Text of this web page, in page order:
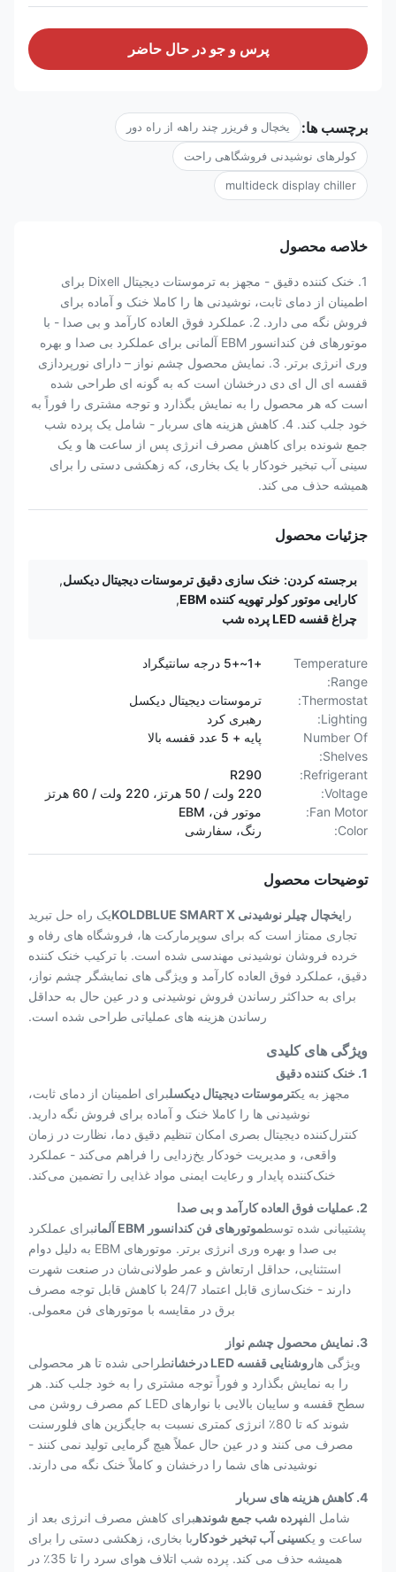
پرس و جو در حال حاضر
برچسب ها: یخچال و فریزر چند راهه از راه دور
کولرهای نوشیدنی فروشگاهی راحت
multideck display chiller
خلاصه محصول
1. خنک کننده دقیق - مجهز به ترموستات دیجیتال Dixell برای
اطمینان از دمای ثابت، نوشیدنی ها را کاملا خنک و آماده برای
فروش نگه می دارد. 2. عملکرد فوق العاده کارآمد و بی صدا - با
موتورهای فن کندانسور EBM آلمانی برای عملکرد بی صدا و بهره
وری انرژی برتر. 3. نمایش محصول چشم نواز – دارای نورپردازی
قفسه ای ال ای دی درخشان است که به گونه ای طراحی شده
است که هر محصول را به نمایش بگذارد و توجه مشتری را فوراً به
خود جلب کند. 4. کاهش هزینه های سربار - شامل یک پرده شب
جمع شونده برای کاهش مصرف انرژی پس از ساعت ها و یک
سینی آب تبخیر خودکار با یک بخاری، که زهکشی دستی را برای
همیشه حذف می کند.
جزئیات محصول
برجسته کردن: خنک سازی دقیق ترموستات دیجیتال دیکسل,
کارایی موتور کولر تهویه کننده EBM
,
چراغ قفسه LED پرده شب
Temperature
Range:
+1~+5 درجه سانتیگراد
Thermostat:
ترموستات دیجیتال دیکسل
Lighting:
رهبری کرد
Number Of
Shelves:
پایه + 5 عدد قفسه بالا
Refrigerant:
R290
Voltage:
220 ولت / 50 هرتز، 220 ولت / 60 هرتز
Fan Motor:
موتور فن، EBM
Color:
رنگ، سفارشی
توضیحات محصول
رایخچال چیلر نوشیدنی KOLDBLUE SMART X
یک راه حل تبرید
تجاری ممتاز است که برای سوپرمارکت ها، فروشگاه های رفاه و
خرده فروشان نوشیدنی مهندسی شده است. با ترکیب خنک کننده
دقیق، عملکرد فوق العاده کارآمد و ویژگی های نمایشگر چشم نواز،
برای به حداکثر رساندن فروش نوشیدنی و در عین حال به حداقل
رساندن هزینه های عملیاتی طراحی شده است.
ویژگی های کلیدی
1. خنک کننده دقیق
مجهز به یکترموستات دیجیتال دیکسلبرای اطمینان از دمای ثابت،
نوشیدنی ها را کاملا خنک و آماده برای فروش نگه دارید.
کنترل‌کننده دیجیتال بصری امکان تنظیم دقیق دما، نظارت در زمان
واقعی، و مدیریت خودکار یخ‌زدایی را فراهم می‌کند - عملکرد
خنک‌کننده پایدار و رعایت ایمنی مواد غذایی را تضمین می‌کند.
2. عملیات فوق العاده کارآمد و بی صدا
پشتیبانی شده توسطموتورهای فن کندانسور EBM آلمان
برای عملکرد
بی صدا و بهره وری انرژی برتر. موتورهای EBM به دلیل دوام
استثنایی، حداقل ارتعاش و عمر طولانی‌شان در صنعت شهرت
دارند - خنک‌سازی قابل اعتماد 24/7 با کاهش قابل توجه مصرف
برق در مقایسه با موتورهای فن معمولی.
3. نمایش محصول چشم نواز
ویژگی هاروشنایی قفسه LED درخشان
طراحی شده تا هر محصولی
را به نمایش بگذارد و فوراً توجه مشتری را به خود جلب کند. هر
سطح قفسه و سایبان بالایی با نوارهای LED کم مصرف روشن می
شوند که تا 80٪ انرژی کمتری نسبت به جایگزین های فلورسنت
مصرف می کنند و در عین حال عملاً هیچ گرمایی تولید نمی کنند -
نوشیدنی های شما را درخشان و کاملاً خنک نگه می دارند.
4. کاهش هزینه های سربار
شامل الفپرده شب جمع شوندهبرای کاهش مصرف انرژی بعد از
ساعت و یکسینی آب تبخیر خودکار با بخاری، زهکشی دستی را برای
همیشه حذف می کند. پرده شب اتلاف هوای سرد را تا 35٪ در